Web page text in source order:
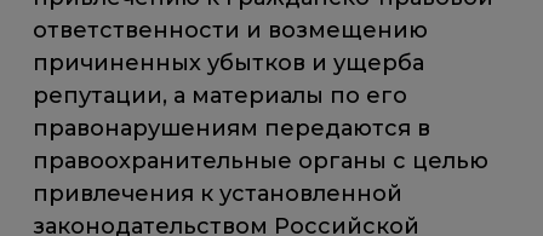
ответственности и возмещению
причиненных убытков и ущерба
репутации, а материалы по его
правонарушениям передаются в
правоохранительные органы с целью
привлечения к установленной
законодательством Российской